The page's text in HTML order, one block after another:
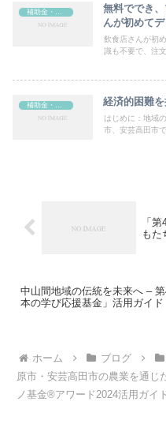
無料ででき
んが初めて
飲食店さんが初
識も不要で、注
経済的困難
はじめに：地域
市、安芸高田市
「
もた
中山間地域の伝統を未来へ – 第
本の学び応援基金」活用ガイド
ホーム ブログ
原市・安芸高田市の農業を通じ
ノ基金®アワード2024活用ガイ